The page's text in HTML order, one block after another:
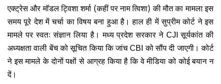
एक्ट्रेस और मॉडल ट्विशा शर्मा (कहीं पर नाम त्विशा) की मौत का मामला इस
समय पूरे देश में चर्चा का विषय बना हुआ है। हाल ही में सुप्रीम कोर्ट ने इस
मामले पर स्वतः संज्ञान लिया है। मध्य प्रदेश सरकार ने CJI सूर्यकांत की
अध्यक्षता वाली बेंच को सूचित किया कि जांच CBI को सौंप दी जाएगी। कोर्ट
ने इस मामले के दोनों पक्षों से आग्रह किया है कि वे मीडिया को कोई बयान न
दें।